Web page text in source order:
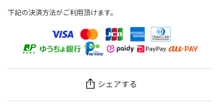
下記の決済方法がご利用頂けます。
シェアする